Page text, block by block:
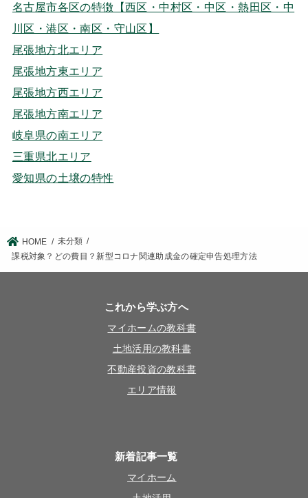
名古屋市各区の特徴【西区・中村区・中区・熱田区・中
川区・港区・南区・守山区】
尾張地方北エリア
尾張地方東エリア
尾張地方西エリア
尾張地方南エリア
岐阜県の南エリア
三重県北エリア
愛知県の土壌の特性
HOME
未分類
課税対象？どの費目？新型コロナ関連助成金の確定申告処理方法
これから学ぶ方へ
マイホームの教科書
土地活用の教科書
不動産投資の教科書
エリア情報
新着記事一覧
マイホーム